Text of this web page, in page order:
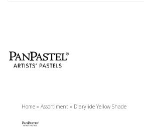
Home » Assortiment » Diarylide Yellow Shade